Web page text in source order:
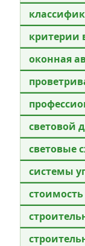
критерии
оконная
световой
световые
системы